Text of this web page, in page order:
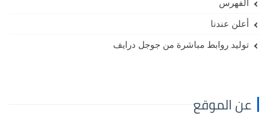
الفهرس
أعلن عندنا
توليد روابط مباشرة من جوجل درايف
عن الموقع